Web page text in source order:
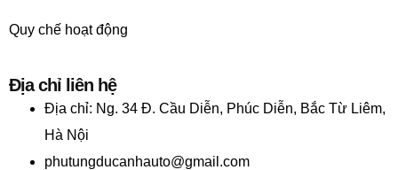
Quy chế hoạt động
Địa chỉ liên hệ
Địa chỉ: Ng. 34 Đ. Cầu Diễn, Phúc Diễn, Bắc Từ Liêm,
Hà Nội
phutungducanhauto@gmail.com